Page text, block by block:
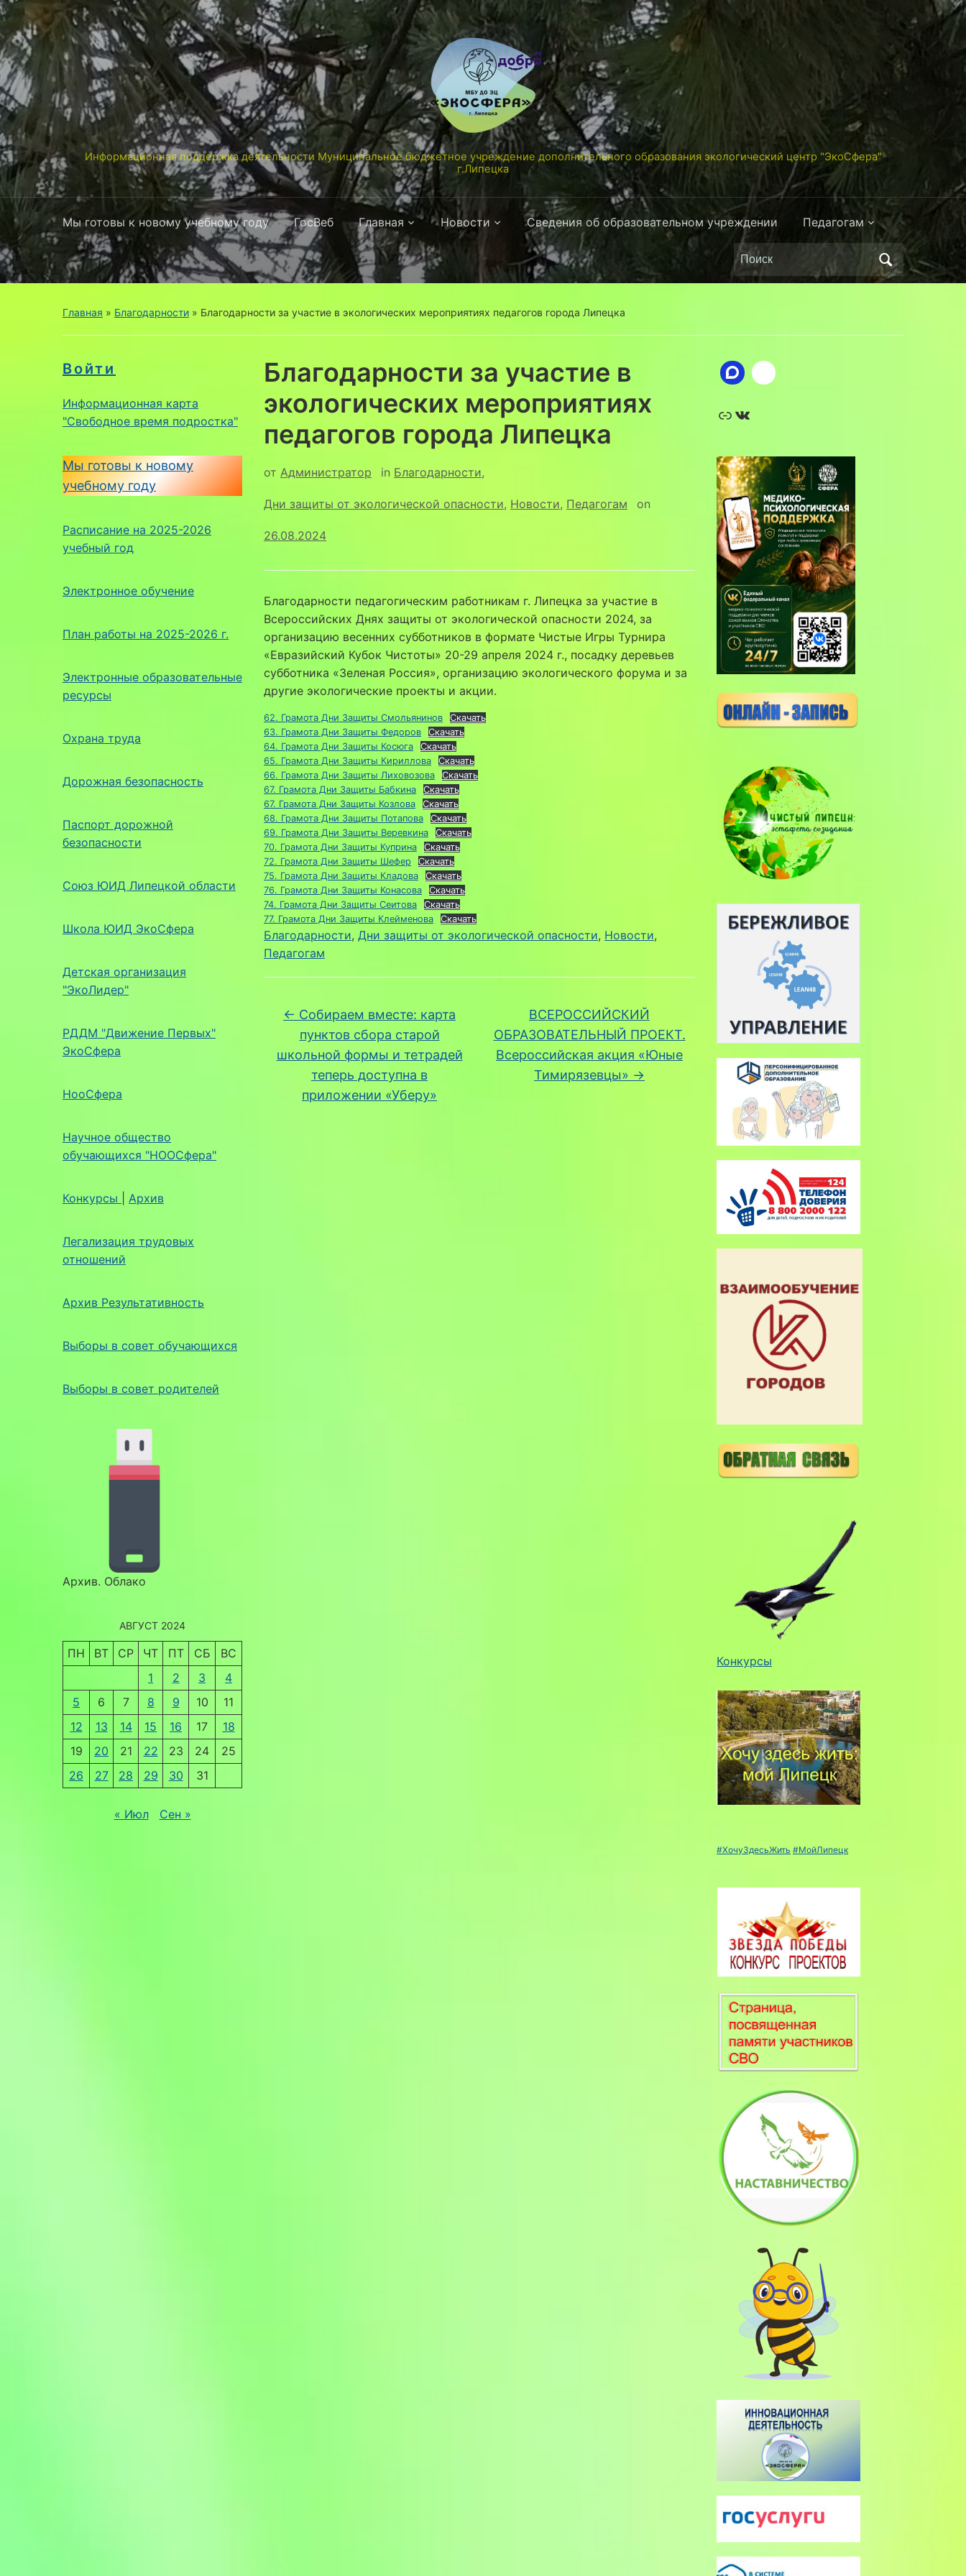
Информационная поддержка деятельности Муниципальное бюджетное учреждение дополнительного образования экологический центр "ЭкоСфера"
г.Липецка
Мы готовы к новому учебному году ГосВеб Главная Новости Сведения об образовательном учреждении Педагогам
Поиск
по:
Главная » Благодарности » Благодарности за участие в экологических мероприятиях педагогов города Липецка
Войти
Информационная карта
"Свободное время подростка"
Мы готовы к новому
учебному году
Расписание на 2025-2026
учебный год
Электронное обучение
План работы на 2025-2026 г.
Электронные образовательные
ресурсы
Охрана труда
Дорожная безопасность
Паспорт дорожной
безопасности
Союз ЮИД Липецкой области
Школа ЮИД ЭкоСфера
Детская организация
"ЭкоЛидер"
РДДМ "Движение Первых"
ЭкоСфера
НооСфера
Научное общество
обучающихся "НООСфера"
Конкурсы Архив
Легализация трудовых
отношений
Архив Результативность
Выборы в совет обучающихся
Выборы в совет родителей
Архив. Облако
АВГУСТ 2024
ПН ВТ СР ЧТ ПТ СБ
ВС
1
2 3
4
5
6 7 8 9 10
11
12
13 14 15 16 17
18
19
20 21 22 23 24
25
26
27 28 29 30 31
« Июл Сен »
Благодарности за участие в
экологических мероприятиях
педагогов города Липецка
от Администратор in Благодарности,
Дни защиты от экологической опасности, Новости, Педагогам on
26.08.2024
Благодарности педагогическим работникам г. Липецка за участие в
Всероссийских Днях защиты от экологической опасности 2024, за
организацию весенних субботников в формате Чистые Игры Турнира
«Евразийский Кубок Чистоты» 20-29 апреля 2024 г., посадку деревьев
субботника «Зеленая Россия», организацию экологического форума и за
другие экологические проекты и акции.
62. Грамота Дни Защиты Смольянинов
Скачать
63. Грамота Дни Защиты Федоров
Скачать
64. Грамота Дни Защиты Косюга
Скачать
65. Грамота Дни Защиты Кириллова
Скачать
66. Грамота Дни Защиты Лиховозова
Скачать
67. Грамота Дни Защиты Бабкина
Скачать
67. Грамота Дни Защиты Козлова
Скачать
68. Грамота Дни Защиты Потапова
Скачать
69. Грамота Дни Защиты Веревкина
Скачать
70. Грамота Дни Защиты Куприна
Скачать
72. Грамота Дни Защиты Шефер
Скачать
75. Грамота Дни Защиты Кладова
Скачать
76. Грамота Дни Защиты Конасова
Скачать
74. Грамота Дни Защиты Сеитова
Скачать
77. Грамота Дни Защиты Клейменова
Скачать
Благодарности, Дни защиты от экологической опасности, Новости
Педагогам
← Собираем вместе: карта
пунктов сбора старой
школьной формы и тетрадей
теперь доступна в
приложении «Уберу»
ВСЕРОССИЙСКИЙ
ОБРАЗОВАТЕЛЬНЫЙ ПРОЕКТ.
Всероссийская акция «Юные
Тимирязевцы» →
Ссылка
Конкурсы
#ХочуЗдесьЖить #МойЛипецк